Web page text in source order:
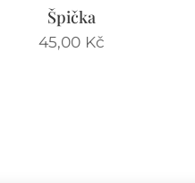
Špička
45,00 Kč